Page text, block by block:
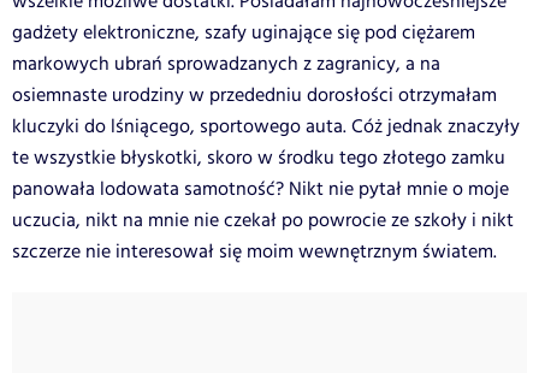
gadżety elektroniczne, szafy uginające się pod ciężarem
markowych ubrań sprowadzanych z zagranicy, a na
osiemnaste urodziny w przededniu dorosłości otrzymałam
kluczyki do lśniącego, sportowego auta. Cóż jednak znaczyły
te wszystkie błyskotki, skoro w środku tego złotego zamku
panowała lodowata samotność? Nikt nie pytał mnie o moje
uczucia, nikt na mnie nie czekał po powrocie ze szkoły i nikt
szczerze nie interesował się moim wewnętrznym światem.